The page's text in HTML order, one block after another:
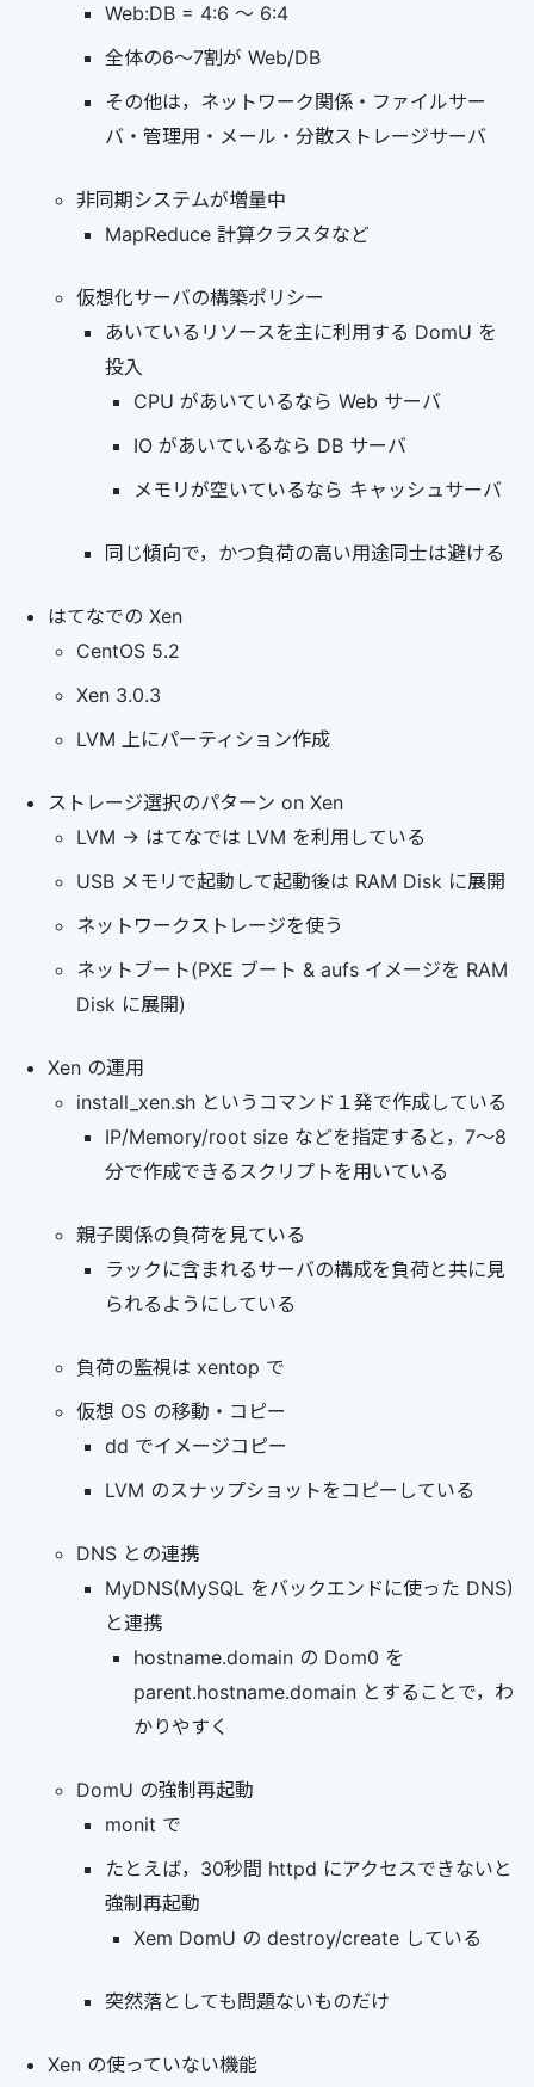
Web:DB = 4:6 ～ 6:4
全体の6～7割が Web/DB
その他は，ネットワーク関係・ファイルサー
バ・管理用・メール・分散ストレージサーバ
非同期システムが増量中
MapReduce 計算クラスタなど
仮想化サーバの構築ポリシー
あいているリソースを主に利用する DomU を
投入
CPU があいているなら Web サーバ
IO があいているなら DB サーバ
メモリが空いているなら キャッシュサーバ
同じ傾向で，かつ負荷の高い用途同士は避ける
はてなでの Xen
CentOS 5.2
Xen 3.0.3
LVM 上にパーティション作成
ストレージ選択のパターン on Xen
LVM -> はてなでは LVM を利用している
USB メモリで起動して起動後は RAM Disk に展開
ネットワークストレージを使う
ネットブート(PXE ブート & aufs イメージを RAM
Disk に展開)
Xen の運用
install_xen.sh というコマンド１発で作成している
IP/Memory/root size などを指定すると，7～8
分で作成できるスクリプトを用いている
親子関係の負荷を見ている
ラックに含まれるサーバの構成を負荷と共に見
られるようにしている
負荷の監視は xentop で
仮想 OS の移動・コピー
dd でイメージコピー
LVM のスナップショットをコピーしている
DNS との連携
MyDNS(MySQL をバックエンドに使った DNS)
と連携
hostname.domain の Dom0 を
parent.hostname.domain とすることで，わ
かりやすく
DomU の強制再起動
monit で
たとえば，30秒間 httpd にアクセスできないと
強制再起動
Xem DomU の destroy/create している
突然落としても問題ないものだけ
Xen の使っていない機能